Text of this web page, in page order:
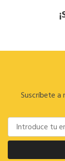
Suscríbete